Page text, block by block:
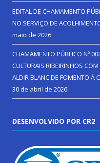
EDITAL DE CHAMAMENTO
NO SERVIÇO DE
maio de 2026
CHAMAMENTO PÚBLICO Nº
CULTURAIS RIBEIRINHOS
ALDIR BLANC DE FOMENTO Á
30 de abril de 2026
DESENVOLVIDO POR CR2